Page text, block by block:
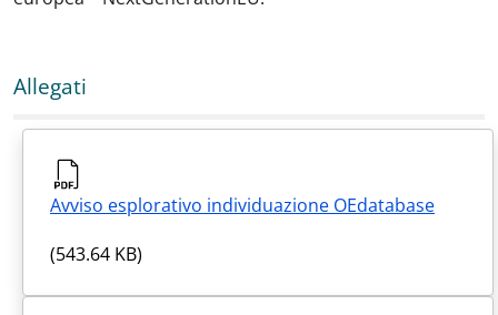
Allegati
Avviso esplorativo individuazione OEdatabase
(543.64 KB)